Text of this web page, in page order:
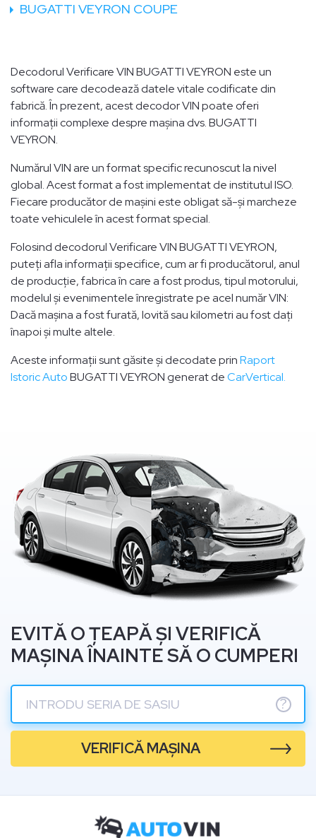
BUGATTI VEYRON COUPE
Decodorul Verificare VIN BUGATTI VEYRON este un
software care decodează datele vitale codificate din
fabrică. În prezent, acest decodor VIN poate oferi
informații complexe despre mașina dvs. BUGATTI
VEYRON.
Numărul VIN are un format specific recunoscut la nivel
global. Acest format a fost implementat de institutul ISO.
Fiecare producător de mașini este obligat să-și marcheze
toate vehiculele în acest format special.
Folosind decodorul Verificare VIN BUGATTI VEYRON,
puteți afla informații specifice, cum ar fi producătorul, anul
de producție, fabrica în care a fost produs, tipul motorului,
modelul și evenimentele înregistrate pe acel număr VIN:
Dacă mașina a fost furată, lovită sau kilometri au fost dați
înapoi și multe altele.
Aceste informații sunt găsite și decodate prinRaport
Istoric AutoBUGATTI VEYRON generat deCarVertical.
EVITĂ O ȚEAPĂ ȘI VERIFICĂ
MAȘINA ÎNAINTE SĂ O CUMPERI
?
VERIFICĂ MAȘINA